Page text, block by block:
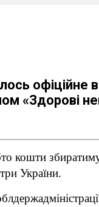
офіційне
«Здорові
кошти
України.